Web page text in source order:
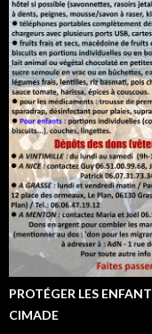
PROTÉGER LES
CIMADE